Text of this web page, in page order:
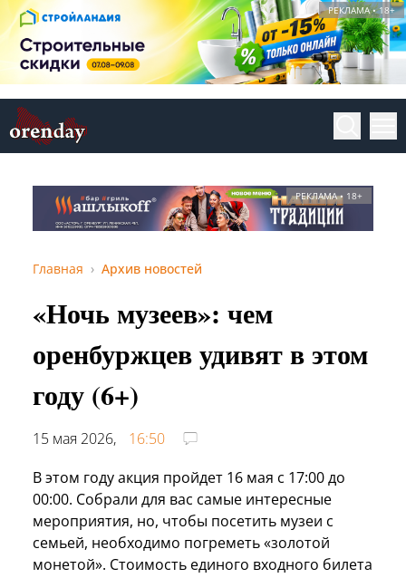
РЕКЛАМА • 18+
РЕКЛАМА • 18+
Главная Архив новостей
«Ночь музеев»: чем
оренбуржцев удивят в этом
году (6+)
15 мая 2026,
16:50
В этом году акция пройдет 16 мая с 17:00 до
00:00. Собрали для вас самые интересные
мероприятия, но, чтобы посетить музеи с
семьей, необходимо погреметь «золотой
монетой». Стоимость единого входного билета